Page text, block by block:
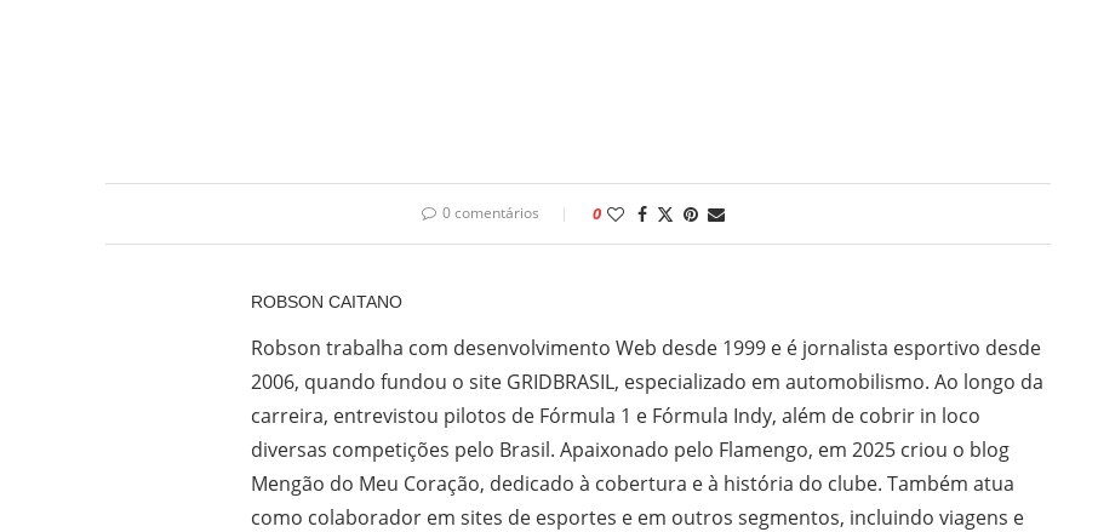
0 comentários 0
ROBSON CAITANO
Robson trabalha com desenvolvimento Web desde 1999 e é jornalista esportivo desde
2006, quando fundou o site GRIDBRASIL, especializado em automobilismo. Ao longo da
carreira, entrevistou pilotos de Fórmula 1 e Fórmula Indy, além de cobrir in loco
diversas competições pelo Brasil. Apaixonado pelo Flamengo, em 2025 criou o blog
Mengão do Meu Coração, dedicado à cobertura e à história do clube. Também atua
como colaborador em sites de esportes e em outros segmentos, incluindo viagens e